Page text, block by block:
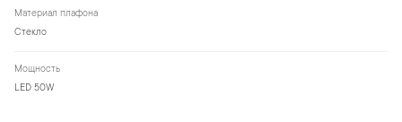
Материал плафона
Стекло
Мощность
LED 50W